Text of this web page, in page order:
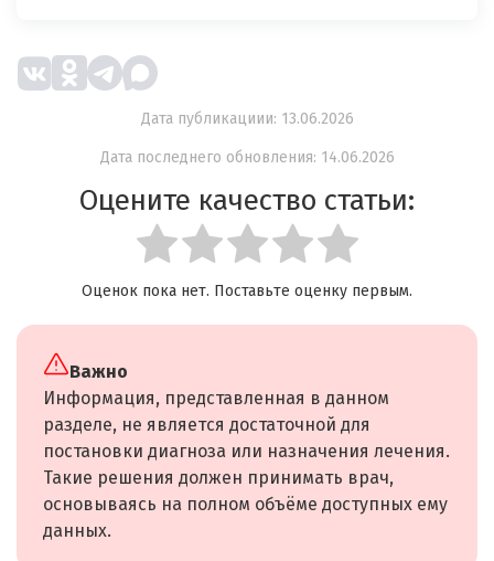
Дата публикациии: 13.06.2026
Дата последнего обновления: 14.06.2026
Оцените качество статьи:
Оценок пока нет. Поставьте оценку первым.
Важно
Информация, представленная в данном
разделе, не является достаточной для
постановки диагноза или назначения лечения.
Такие решения должен принимать врач,
основываясь на полном объёме доступных ему
данных.